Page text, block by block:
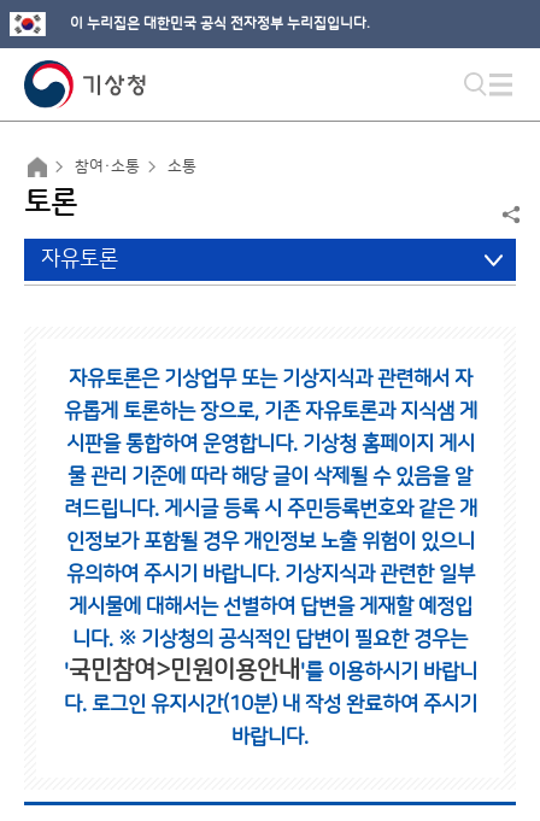
이 누리집은 대한민국 공식 전자정부 누리집입니다.
참여·소통 소통
토론
자유토론
자유토론은 기상업무 또는 기상지식과 관련해서 자
유롭게 토론하는 장으로, 기존 자유토론과 지식샘 게
시판을 통합하여 운영합니다. 기상청 홈페이지 게시
물 관리 기준에 따라 해당 글이 삭제될 수 있음을 알
려드립니다. 게시글 등록 시 주민등록번호와 같은 개
인정보가 포함될 경우 개인정보 노출 위험이 있으니
유의하여 주시기 바랍니다. 기상지식과 관련한 일부
게시물에 대해서는 선별하여 답변을 게재할 예정입
니다. ※ 기상청의 공식적인 답변이 필요한 경우는
'국민참여>민원이용안내 '를 이용하시기 바랍니
다. 로그인 유지시간(10분) 내 작성 완료하여 주시기
바랍니다.